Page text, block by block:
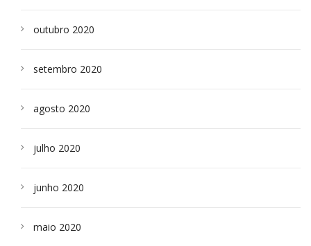
outubro 2020
setembro 2020
agosto 2020
julho 2020
junho 2020
maio 2020